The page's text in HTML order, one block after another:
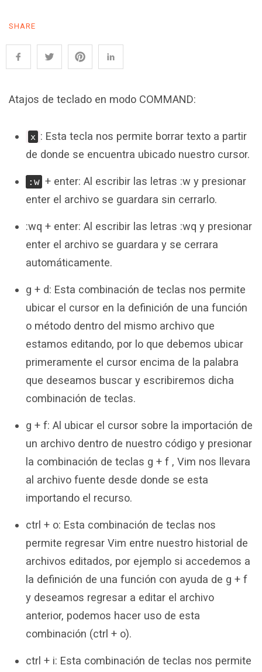
SHARE
Atajos de teclado en modo COMMAND:
x : Esta tecla nos permite borrar texto a partir
de donde se encuentra ubicado nuestro cursor.
:w + enter: Al escribir las letras :w y presionar
enter el archivo se guardara sin cerrarlo.
:wq + enter: Al escribir las letras :wq y presionar
enter el archivo se guardara y se cerrara
automáticamente.
g + d: Esta combinación de teclas nos permite
ubicar el cursor en la definición de una función
o método dentro del mismo archivo que
estamos editando, por lo que debemos ubicar
primeramente el cursor encima de la palabra
que deseamos buscar y escribiremos dicha
combinación de teclas.
g + f: Al ubicar el cursor sobre la importación de
un archivo dentro de nuestro código y presionar
la combinación de teclas g + f , Vim nos llevara
al archivo fuente desde donde se esta
importando el recurso.
ctrl + o: Esta combinación de teclas nos
permite regresar Vim entre nuestro historial de
archivos editados, por ejemplo si accedemos a
la definición de una función con ayuda de g + f
y deseamos regresar a editar el archivo
anterior, podemos hacer uso de esta
combinación (ctrl + o).
ctrl + i: Esta combinación de teclas nos permite